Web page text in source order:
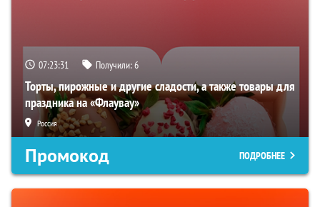
07:23:31 Получили:6
Торты, пирожные и другие сладости, а также товары для
праздника на «Флаувау»
Россия
Промокод ПОДРОБНЕЕ